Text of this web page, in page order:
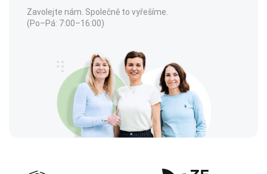
Zavolejte nám. Společně to vyřešíme.
(Po–Pá: 7:00–16:00)